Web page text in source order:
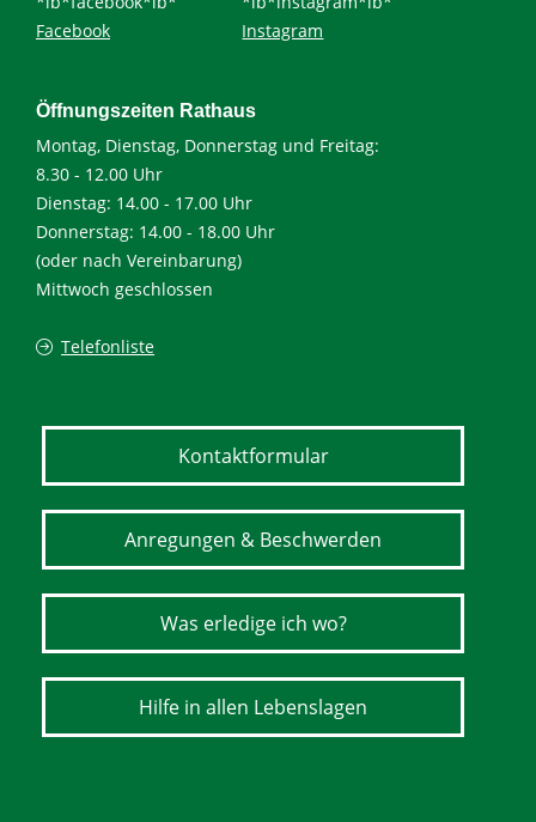
Facebook
Instagram
Öffnungszeiten Rathaus
Montag, Dienstag, Donnerstag und Freitag:
8.30 - 12.00 Uhr
Dienstag: 14.00 - 17.00 Uhr
Donnerstag: 14.00 - 18.00 Uhr
(oder nach Vereinbarung)
Mittwoch geschlossen
Telefonliste
Kontaktformular
Anregungen & Beschwerden
Was erledige ich wo?
Hilfe in allen Lebenslagen